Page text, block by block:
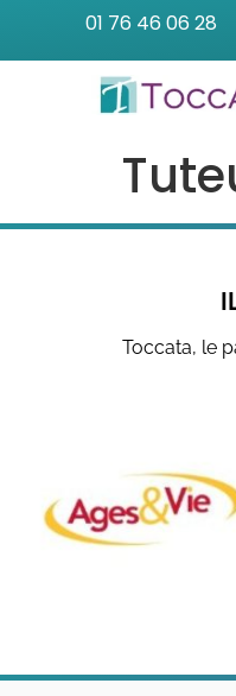
01 76 46 06 28
Toccata, le